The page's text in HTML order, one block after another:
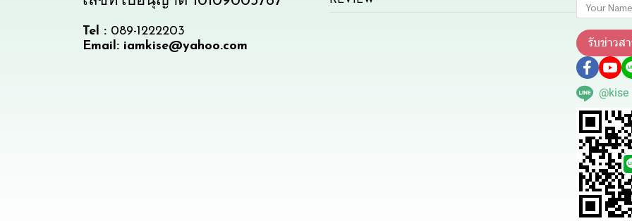
Tel : 089-1222203
Email: iamkise@yahoo.com
รับข่าวส
@kise